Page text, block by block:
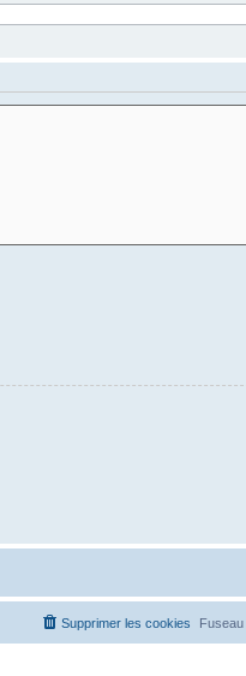
Supprimer les cookies